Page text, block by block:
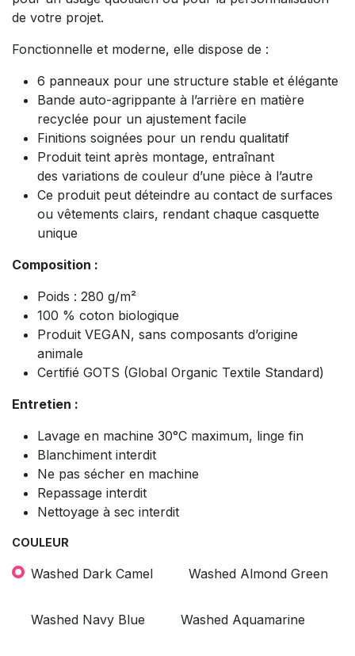
de votre projet.
Fonctionnelle et moderne, elle dispose de :
6 panneaux pour une structure stable et élégante
Bande auto-agrippante à l’arrière en matière
recyclée pour un ajustement facile
Finitions soignées pour un rendu qualitatif
Produit teint après montage, entraînant
des variations de couleur d’une pièce à l’autre
Ce produit peut déteindre au contact de surfaces
ou vêtements clairs, rendant chaque casquette
unique
Composition :
Poids : 280 g/m²
100 % coton biologique
Produit VEGAN, sans composants d’origine
animale
Certifié GOTS (Global Organic Textile Standard)
Entretien :
Lavage en machine 30°C maximum, linge fin
Blanchiment interdit
Ne pas sécher en machine
Repassage interdit
Nettoyage à sec interdit
COULEUR
Washed Dark Camel Washed Almond Green
Washed Navy Blue Washed Aquamarine